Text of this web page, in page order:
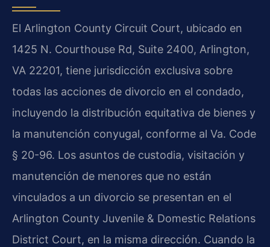
El Arlington County Circuit Court, ubicado en
1425 N. Courthouse Rd, Suite 2400, Arlington,
VA 22201, tiene jurisdicción exclusiva sobre
todas las acciones de divorcio en el condado,
incluyendo la distribución equitativa de bienes y
la manutención conyugal, conforme al Va. Code
§ 20-96. Los asuntos de custodia, visitación y
manutención de menores que no están
vinculados a un divorcio se presentan en el
Arlington County Juvenile & Domestic Relations
District Court, en la misma dirección. Cuando la